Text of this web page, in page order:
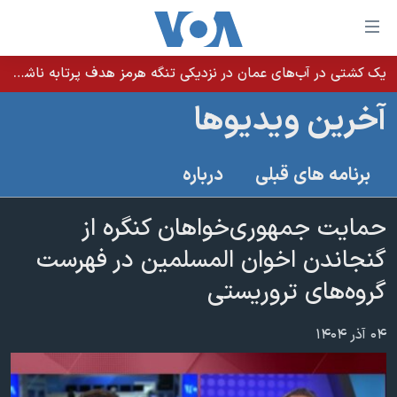
لینکهای
قابل
دسترسی
جهش
اصلی
جهش
به
صفحه
اصلی
جهش
جستجو
خانه
نسخه سبک وب‌سایت
آمریکا
جهان
ورزشی
ویژه برنامه‌ها
ویدیوها
برنامه های تلویزیونی
جدول برنامه ها
صفحه‌های ویژه
جام جهانی ۲۰۲۶
۲۵۰سالگی آمریکا
بایگانی برنامه‌های تلویزیونی
فرکانس‌های صدای آمریکا
یادگیری زبان انگلیسی
یک کشتی در آب‌های عمان در نزدیکی تنگه هرمز هدف پرتابه ناشناس قرار گرفت
آخرین ویدیوها
برنامه های قبلی درباره
حمایت جمهوری‌خواهان کنگره از
گنجاندن اخوان المسلمین در فهرست
گروه‌های تروریستی
۰۴ آذر ۱۴۰۴